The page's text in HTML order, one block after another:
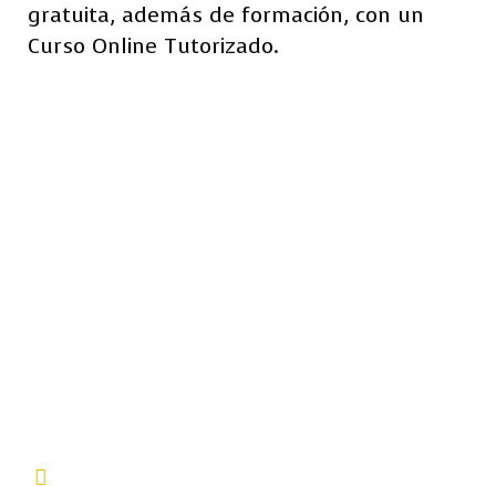
gratuita, además de formación, con un
Curso Online Tutorizado.